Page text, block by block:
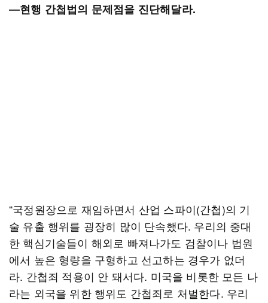
―현행 간첩법의 문제점을 진단해달라.
“국정원장으로 재임하면서 산업 스파이(간첩)의 기
술 유출 행위를 굉장히 많이 단속했다. 우리의 중대
한 핵심기술들이 해외로 빠져나가도 검찰이나 법원
에서 높은 형량을 구형하고 선고하는 경우가 없더
라. 간첩죄 적용이 안 돼서다. 미국을 비롯한 모든 나
라는 외국을 위한 행위도 간첩죄로 처벌한다. 우리